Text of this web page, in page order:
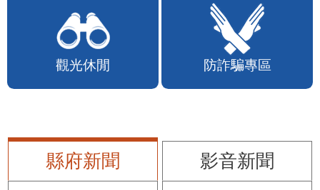
觀光休閒 防詐騙專區
縣府新聞
影音新聞